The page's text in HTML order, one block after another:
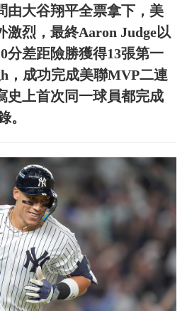
由大谷翔平全票拿下，美
激烈，最終Aaron Judge以
分差距險勝獲得13張第一
，成功完成美聯MVP二連
史上首次同一球員都完成
。